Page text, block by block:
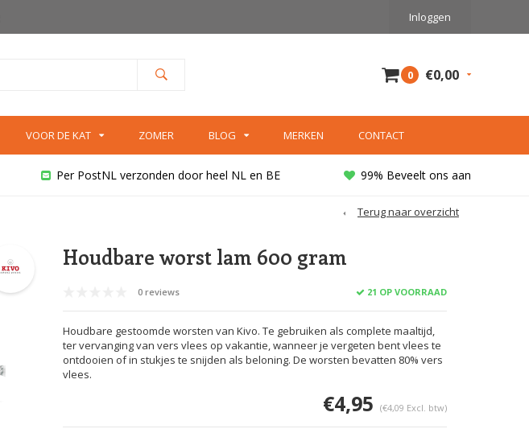
Inloggen
0 €0,00
VOOR DE KAT ZOMER BLOG MERKEN CONTACT
Per PostNL verzonden door heel NL en BE 99% Beveelt ons aan
Terug naar overzicht
Houdbare worst lam 600 gram
0 reviews 21 OP VOORRAAD
Houdbare gestoomde worsten van Kivo. Te gebruiken als complete maaltijd,
ter vervanging van vers vlees op vakantie, wanneer je vergeten bent vlees te
ontdooien of in stukjes te snijden als beloning. De worsten bevatten 80% vers
vlees.
€4,95 (€4,09 Excl. btw)